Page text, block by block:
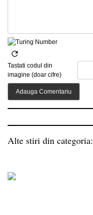
Tastati codul din
imagine (doar cifre)
Alte stiri din categoria: